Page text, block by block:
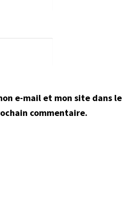
e-mail et mon site dans le
commentaire.